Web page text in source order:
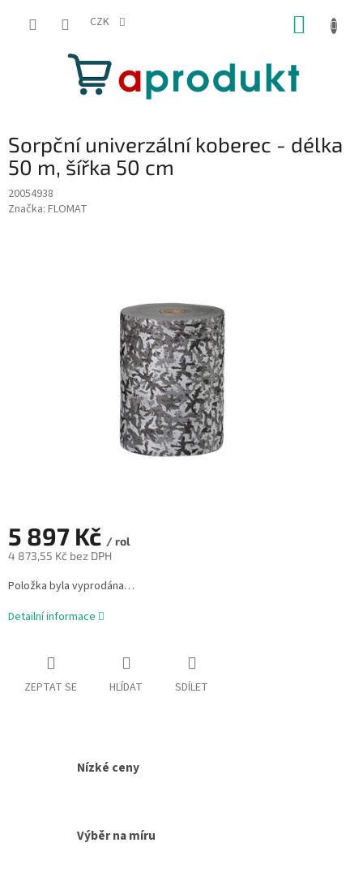
CZK
Sorpční univerzální koberec - délka
50 m, šířka 50 cm
20054938
Značka: FLOMAT
5 897 Kč / rol
4 873,55 Kč bez DPH
Měrná
cena:
Položka byla vyprodána…
Detailní informace
ZEPTAT SE HLÍDAT SDÍLET
Nízké ceny
Výběr na míru